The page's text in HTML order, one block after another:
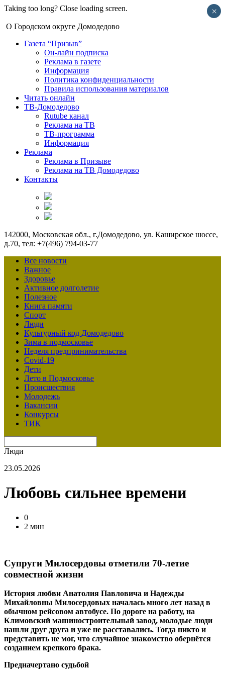
Taking too long? Close loading screen.
О Городском округе Домодедово
Газета “Призыв”
Он-лайн подписка
Реклама в газете
Информация
Политика конфиденциальности
Правила использования материалов
Читать онлайн
ТВ-Домодедово
Rutube канал
Реклама на ТВ
ТВ-программа
Информация
Реклама
Реклама в Призыве
Реклама на ТВ Домодедово
Контакты
142000, Московская обл., г.Домодедово, ул. Каширское шоссе,
д.70, тел: +7(496) 794-03-77
Все новости
Важное
Здоровье
Активное долголетие
Полезное
Книга памяти
Спорт
Люди
Культурный код Домодедово
Зима в подмосковье
Неделя предпринимательства
Covid-19
Дети
Лето в Подмосковье
Происшествия
Молодежь
Вакансии
Конкурсы
ТИК
Люди
23.05.2026
Любовь сильнее времени
0
2 мин
Супруги Милосердовы отметили 70-летие
совместной жизни
История любви Анатолия Павловича и Надежды
Михайловны Милосердовых началась много лет назад в
обычном рейсовом автобусе. По дороге на работу, на
Климовский машиностроительный завод, молодые люди
нашли друг друга и уже не расставались. Тогда никто и
представить не мог, что случайное знакомство обернётся
созданием крепкого брака.
Предначертано судьбой
×